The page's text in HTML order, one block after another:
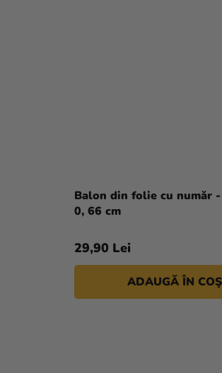
Balon din folie cu număr
0, 66 cm
29,90 Lei
ADAUGĂ ÎN COŞ